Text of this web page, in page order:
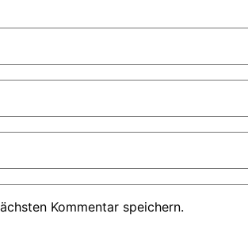
Kommentar speichern.